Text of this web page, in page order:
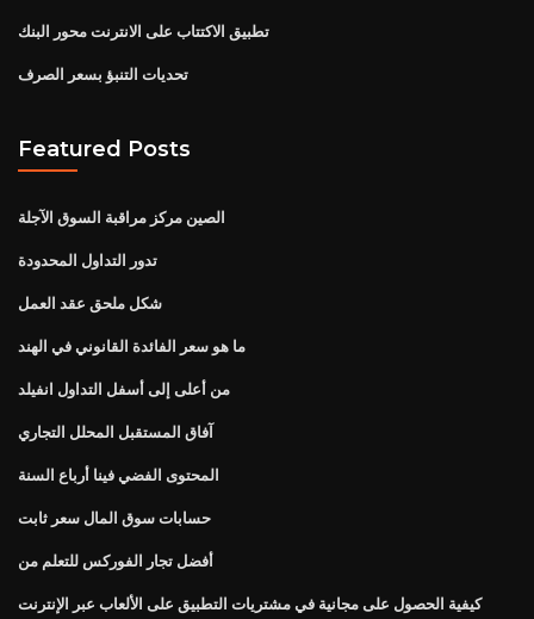
تطبيق الاكتتاب على الانترنت محور البنك
تحديات التنبؤ بسعر الصرف
Featured Posts
الصين مركز مراقبة السوق الآجلة
تدور التداول المحدودة
شكل ملحق عقد العمل
ما هو سعر الفائدة القانوني في الهند
من أعلى إلى أسفل التداول انفيلد
آفاق المستقبل المحلل التجاري
المحتوى الفضي فينا أرباع السنة
حسابات سوق المال سعر ثابت
أفضل تجار الفوركس للتعلم من
كيفية الحصول على مجانية في مشتريات التطبيق على الألعاب عبر الإنترنت